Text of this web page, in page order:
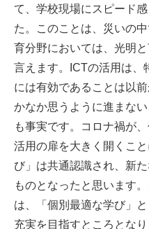
て、学校現場にスピード
た。このことは、災いの
育分野においては、光明
言えます。ICTの活用は、
には有効であることは以
かなか思うように進まな
も事実です。コロナ禍が
活用の扉を大きく開くこ
び」は共通認識され、新
ものとなったと思います
は、「個別最適な学び」
充実を目指すところとなり